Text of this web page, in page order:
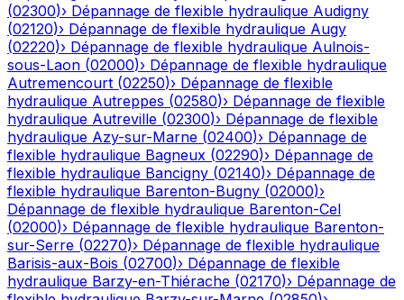
(02300)› Dépannage de flexible hydraulique Audigny
(02120)› Dépannage de flexible hydraulique Augy
(02220)› Dépannage de flexible hydraulique Aulnois-
sous-Laon (02000)› Dépannage de flexible hydraulique
Autremencourt (02250)› Dépannage de flexible
hydraulique Autreppes (02580)› Dépannage de flexible
hydraulique Autreville (02300)› Dépannage de flexible
hydraulique Azy-sur-Marne (02400)› Dépannage de
flexible hydraulique Bagneux (02290)› Dépannage de
flexible hydraulique Bancigny (02140)› Dépannage de
flexible hydraulique Barenton-Bugny (02000)›
Dépannage de flexible hydraulique Barenton-Cel
(02000)› Dépannage de flexible hydraulique Barenton-
sur-Serre (02270)› Dépannage de flexible hydraulique
Barisis-aux-Bois (02700)› Dépannage de flexible
hydraulique Barzy-en-Thiérache (02170)› Dépannage de